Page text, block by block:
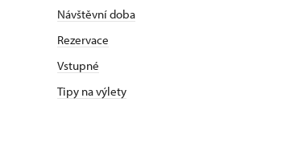
Návštěvní doba
Rezervace
Vstupné
Tipy na výlety